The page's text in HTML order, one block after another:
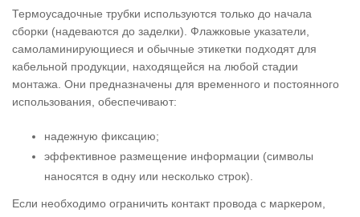
Термоусадочные трубки используются только до начала
сборки (надеваются до заделки). Флажковые указатели,
самоламинирующиеся и обычные этикетки подходят для
кабельной продукции, находящейся на любой стадии
монтажа. Они предназначены для временного и постоянного
использования, обеспечивают:
надежную фиксацию;
эффективное размещение информации (символы
наносятся в одну или несколько строк).
Если необходимо ограничить контакт провода с маркером,